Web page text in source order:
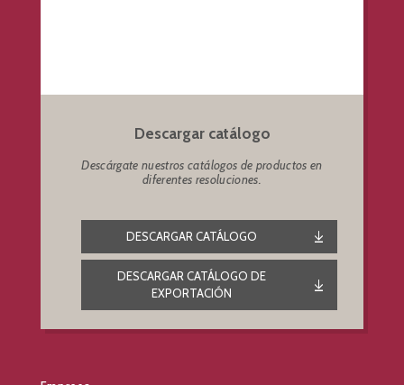
Descargar catálogo
Descárgate nuestros catálogos de productos en
diferentes resoluciones.
DESCARGAR CATÁLOGO
DESCARGAR CATÁLOGO DE
EXPORTACIÓN